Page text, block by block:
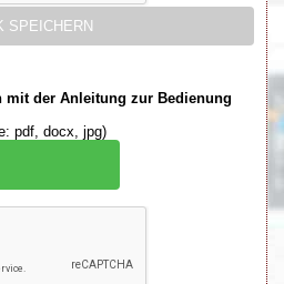
mit der Anleitung zur Bedienung
pdf, docx, jpg)